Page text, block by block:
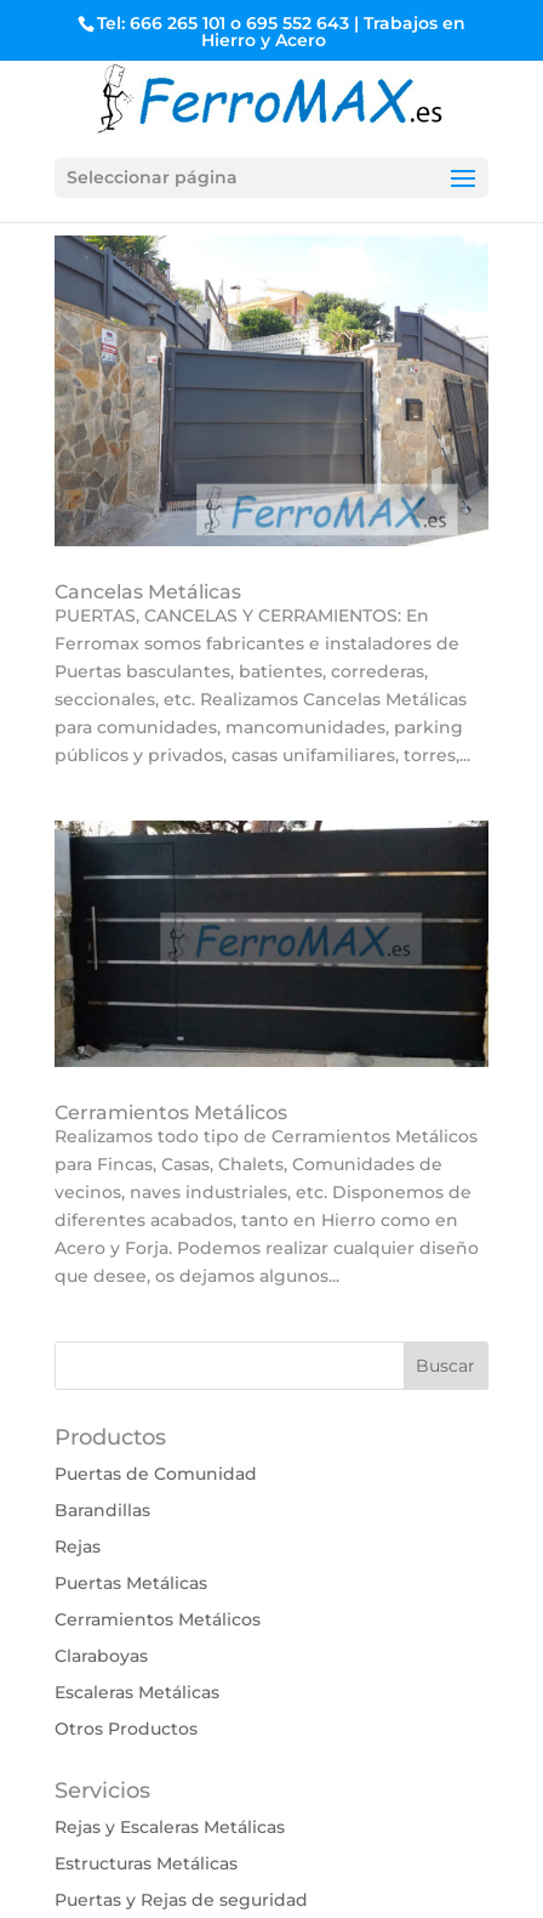
Tel: 666 265 101 o 695 552 643 | Trabajos en
Hierro y Acero
Seleccionar página
Cancelas Metálicas
PUERTAS, CANCELAS Y CERRAMIENTOS: En
Ferromax somos fabricantes e instaladores de
Puertas basculantes, batientes, correderas,
seccionales, etc. Realizamos Cancelas Metálicas
para comunidades, mancomunidades, parking
públicos y privados, casas unifamiliares, torres,...
Cerramientos Metálicos
Realizamos todo tipo de Cerramientos Metálicos
para Fincas, Casas, Chalets, Comunidades de
vecinos, naves industriales, etc. Disponemos de
diferentes acabados, tanto en Hierro como en
Acero y Forja. Podemos realizar cualquier diseño
que desee, os dejamos algunos...
Productos
Puertas de Comunidad
Barandillas
Rejas
Puertas Metálicas
Cerramientos Metálicos
Claraboyas
Escaleras Metálicas
Otros Productos
Servicios
Rejas y Escaleras Metálicas
Estructuras Metálicas
Puertas y Rejas de seguridad